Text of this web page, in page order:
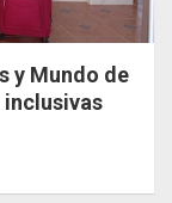
y Mundo de
inclusivas